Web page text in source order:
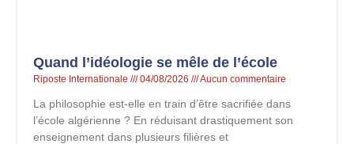
Quand l’idéologie se mêle de l’école
Riposte Internationale 04/08/2026 Aucun commentaire
La philosophie est-elle en train d’être sacrifiée dans
l’école algérienne ? En réduisant drastiquement son
enseignement dans plusieurs filières et